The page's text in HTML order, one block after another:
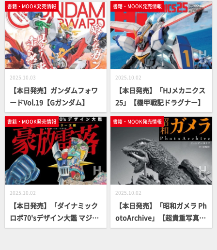
書籍・MOOK発売情報
2025.10.03
【本日発売】ガンダムフォワ
ードVol.19【Gガンダム】
書籍・MOOK発売情報
2025.10.02
【本日発売】「HJメカニクス
25」【機甲戦記ドラグナー】
書籍・MOOK発売情報
2025.10.02
【本日発売】「ダイナミック
ロボ70'sデザイン大鑑 マジン
ガーシリーズ編 豪放雷落」
書籍・MOOK発売情報
2025.10.02
【本日発売】「昭和ガメラ Ph
otoArchive」【超貴重写真
集】